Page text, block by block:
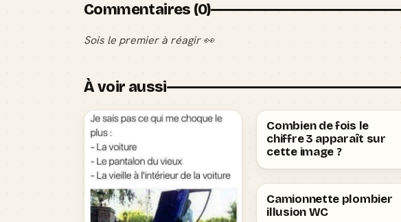
Commentaires (0)
Sois le premier à réagir 👀
À voir aussi
Combien de fois le
chiffre 3 apparaît sur
cette image ?
Camionnette plombier
illusion WC